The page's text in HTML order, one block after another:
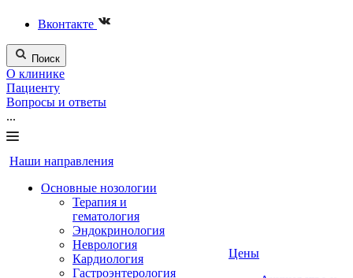
Вконтакте
Поиск
О клинике
Пациенту
Вопросы и ответы
...
Наши направления
Основные нозологии
Терапия и
гематология
Эндокринология
Неврология
Кардиология
Гастроэнтерология
Цены